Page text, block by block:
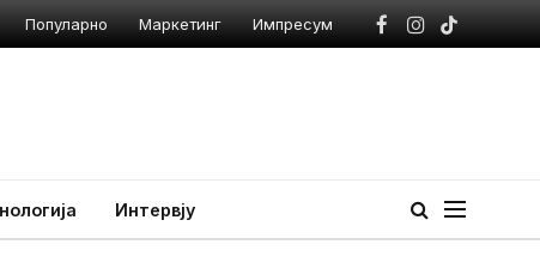
Популарно Маркетинг Импресум
Facebook
Instagram
TikTok
Интервју